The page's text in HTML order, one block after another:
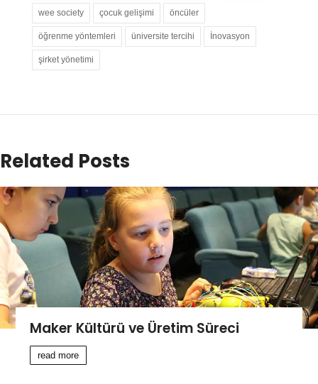
wee society çocuk gelişimi öncüler
öğrenme yöntemleri üniversite tercihi İnovasyon
şirket yönetimi
Related Posts
Maker Kültürü ve Üretim Süreci
read more